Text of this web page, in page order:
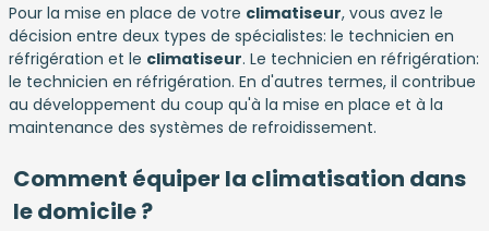
Pour la mise en place de votre climatiseur, vous avez le
décision entre deux types de spécialistes: le technicien en
réfrigération et le climatiseur. Le technicien en réfrigération:
le technicien en réfrigération. En d'autres termes, il contribue
au développement du coup qu'à la mise en place et à la
maintenance des systèmes de refroidissement.
Comment équiper la climatisation dans
le domicile ?